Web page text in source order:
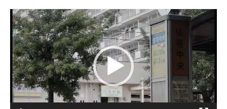
動
画
プ
レ
ー
ヤ
ー